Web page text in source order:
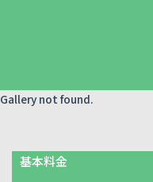
Gallery not found.
基本料金